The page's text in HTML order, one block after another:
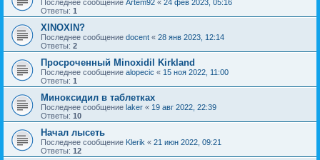
Последнее сообщение Artem92 « 24 фев 2023, 05:16
Ответы: 1
XINOXIN?
Последнее сообщение docent « 28 янв 2023, 12:14
Ответы: 2
Просроченный Minoxidil Kirkland
Последнее сообщение alopecic « 15 ноя 2022, 11:00
Ответы: 1
Миноксидил в таблетках
Последнее сообщение laker « 19 авг 2022, 22:39
Ответы: 10
Начал лысеть
Последнее сообщение Klerik « 21 июн 2022, 09:21
Ответы: 12